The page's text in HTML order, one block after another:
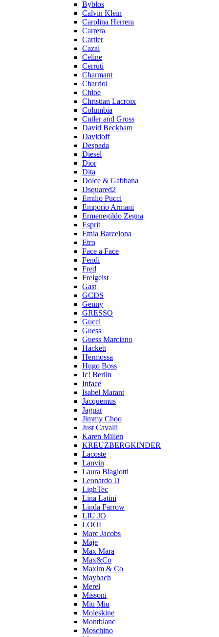
Byblos
Calvin Klein
Carolina Herrera
Carrera
Cartier
Cazal
Celine
Cerruti
Charmant
Charriol
Chloe
Christian Lacroix
Columbia
Cutler and Gross
David Beckham
Davidoff
Despada
Diesel
Dior
Dita
Dolce & Gabbana
Dsquared2
Emilio Pucci
Emporio Armani
Ermenegildo Zegna
Esprit
Etnia Barcelona
Etro
Face a Face
Fendi
Fred
Freigeist
Gast
GCDS
Genny
GRESSO
Gucci
Guess
Guess Marciano
Hackett
Hermossa
Hugo Boss
Ic! Berlin
Inface
Isabel Marant
Jacquemus
Jaguar
Jimmy Choo
Just Cavalli
Karen Millen
KREUZBERGKINDER
Lacoste
Lanvin
Laura Biagiotti
Leonardo D
LighTec
Lina Latini
Linda Farrow
LIU JO
LOOL
Marc Jacobs
Maje
Max Mara
Max&Co
Maxim & Co
Maybach
Merel
Missoni
Miu Miu
Moleskine
Montblanc
Moschino